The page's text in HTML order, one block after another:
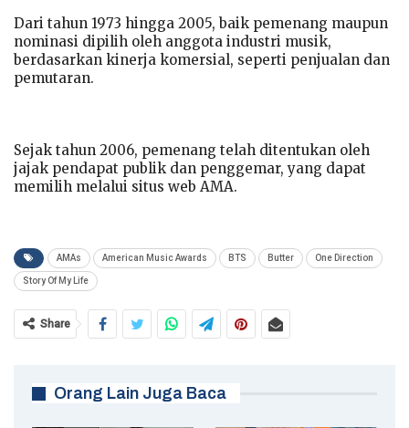
Dari tahun 1973 hingga 2005, baik pemenang maupun
nominasi dipilih oleh anggota industri musik,
berdasarkan kinerja komersial, seperti penjualan dan
pemutaran.
Sejak tahun 2006, pemenang telah ditentukan oleh
jajak pendapat publik dan penggemar, yang dapat
memilih melalui situs web AMA.
AMAs American Music Awards BTS Butter One Direction
Story Of My Life
Share
Orang Lain Juga Baca